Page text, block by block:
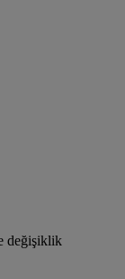
değişiklik